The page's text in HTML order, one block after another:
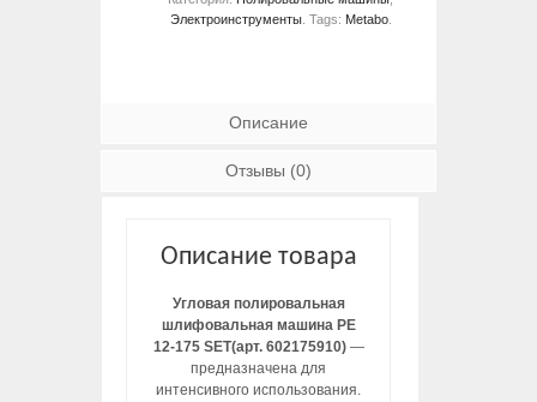
Электроинструменты. Tags: Metabo.
Описание
Отзывы (0)
Описание товара
Угловая полировальная
шлифовальная машина PE
12-175 SET(арт. 602175910)—
предназначена для
интенсивного использования.